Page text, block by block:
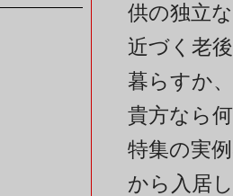
供の独立
近づく老
暮らすか
貴方なら
特集の実
から入居